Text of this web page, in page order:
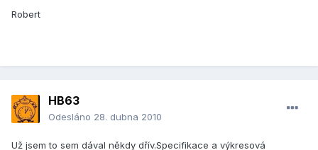
Robert
HB63
Odesláno 28. dubna 2010
Už jsem to sem dával někdy dřív.Specifikace a výkresová